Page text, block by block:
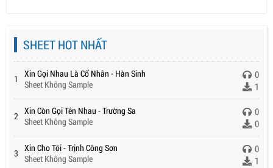
SHEET HOT NHẤT
1
Xin Gọi Nhau Là Cố Nhân - Hàn Sinh
Sheet Không Sample
0
1
2 Xin Còn Gọi Tên Nhau - Trường Sa
Sheet Không Sample
0
0
3 Xin Cho Tôi - Trịnh Công Sơn
Sheet Không Sample
0
1